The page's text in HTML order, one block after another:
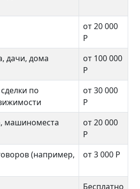
от 20 000
Р
дачи, дома
от 100 000
Р
по
от 30 000
Р
машиноместа
от 20 000
Р
(например,
от 3 000 Р
Бесплатно